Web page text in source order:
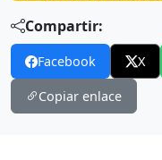
Compartir:
Facebook X
Copiar enlace